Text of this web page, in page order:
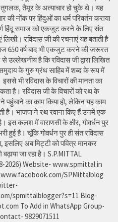
तैमूर के अत्याचार हो चुके थे। यह
की नोंक पर हिंदुओं का धर्म परिवर्तन कराया
हिंदू समाज को एकजुट करने के लिए संत
लिखी। रविदास जी की रचनाएं यह बताती है
650 वर्ष बाद भी एकजुट करने की जरूरत
उल्लेखनीय है कि रविदास जी द्वारा लिखित
समुदाय के गुरु ग्रंथ साहिब में शब्द के रूप में
भी रविदास के विचारों की मानता का
है। रविदास जी के विचारों को रथ के
पहुंचाने का काम किया हो, लेकिन यह काम
है। भाजपा ने रथ रवाना किए हैं उनमें एक
कलश में वाराणसी के क्षीर, गोवर्धन पुर
हुई है। चूंकि गोवर्धन पुर ही संत रविदास
इसलिए अब मिट्टी को पवित्र मानकर
जा रहा है। S.P.MITTAL
2026) Website- www.spmittal.in
www.facebook.com/SPMittalblog
spmittalblogger?s=11 Blog-
To Add in WhatsApp Group-
9829071511